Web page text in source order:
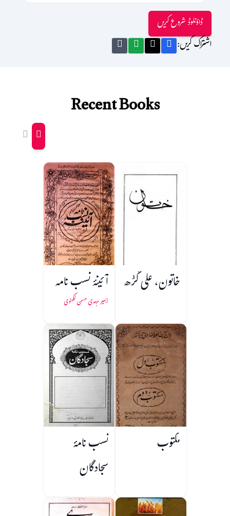
ڈاؤنلوڈ شروع کریں
اشتراک کریں:
Recent Books
خاتون، علی گڑھ آئینۂ نسب نامہ
میر مہدی حسن لکھنوی
مکتوب نسب نامۂ
سجادگان